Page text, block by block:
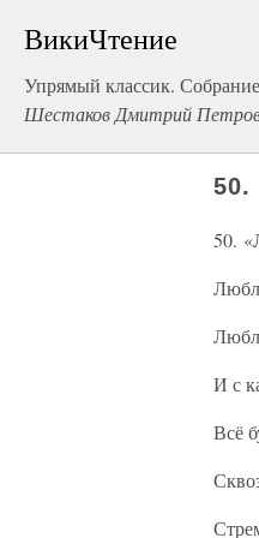
ВикиЧтение
Упрямый классик.
Шестаков Дмитрий
50.
И с
Всё